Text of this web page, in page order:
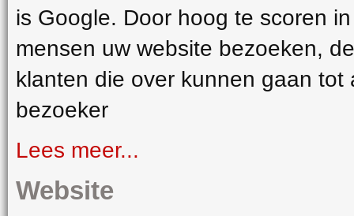
is Google. Door hoog te scoren
mensen uw website bezoeken,
klanten die over kunnen gaan
bezoeker
Lees meer...
Website